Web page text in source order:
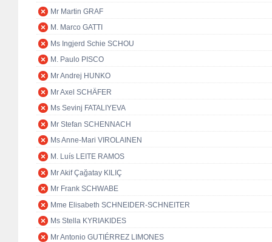
Mr Martin GRAF
M. Marco GATTI
Ms Ingjerd Schie SCHOU
M. Paulo PISCO
Mr Andrej HUNKO
Mr Axel SCHÄFER
Ms Sevinj FATALIYEVA
Mr Stefan SCHENNACH
Ms Anne-Mari VIROLAINEN
M. Luís LEITE RAMOS
Mr Akif Çağatay KILIÇ
Mr Frank SCHWABE
Mme Elisabeth SCHNEIDER-SCHNEITER
Ms Stella KYRIAKIDES
Mr Antonio GUTIÉRREZ LIMONES